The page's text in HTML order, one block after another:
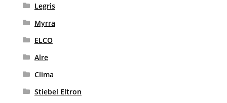
Legris
Myrra
ELCO
Alre
Clima
Stiebel Eltron